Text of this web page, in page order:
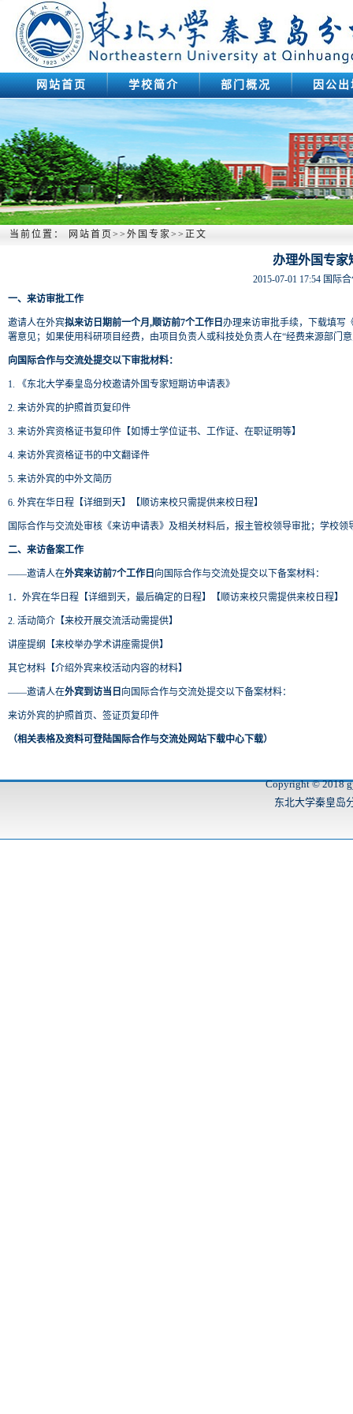
网站首页 学校简介 部门概况 因公
当前位置： 网站首页 >> 外国专家>> 正文
办理外国专家
2015-07-01 17:54 国际
一、来访审批工作
邀请人在外宾拟来访日期前一个月,顺访前7个工作日 办理来访审批手续，下载填写
署意见；如果使用科研项目经费，由项目负责人或科技处负责人在“经费来源部门
向国际合作与交流处提交以下审批材料：
1. 《东北大学秦皇岛分校邀请外国专家短期访申请表》
2. 来访外宾的护照首页复印件
3. 来访外宾资格证书复印件【如博士学位证书、工作证、在职证明等】
4. 来访外宾资格证书的中文翻译件
5. 来访外宾的中外文简历
6. 外宾在华日程【详细到天】【顺访来校只需提供来校日程】
国际合作与交流处审核《来访申请表》及相关材料后，报主管校领导审批；学校
二、来访备案工作
——邀请人在外宾来访前7个工作日 向国际合作与交流处提交以下备案材料：
1．外宾在华日程【详细到天，最后确定的日程】【顺访来校只需提供来校日程】
2. 活动简介【来校开展交流活动需提供】
讲座提纲【来校举办学术讲座需提供】
其它材料【介绍外宾来校活动内容的材料】
——邀请人在外宾到访当日 向国际合作与交流处提交以下备案材料：
来访外宾的护照首页、签证页复印件
（相关表格及资料可登陆国际合作与交流处网站下载中心下载）
Copyright © 2018
东北大学秦皇岛